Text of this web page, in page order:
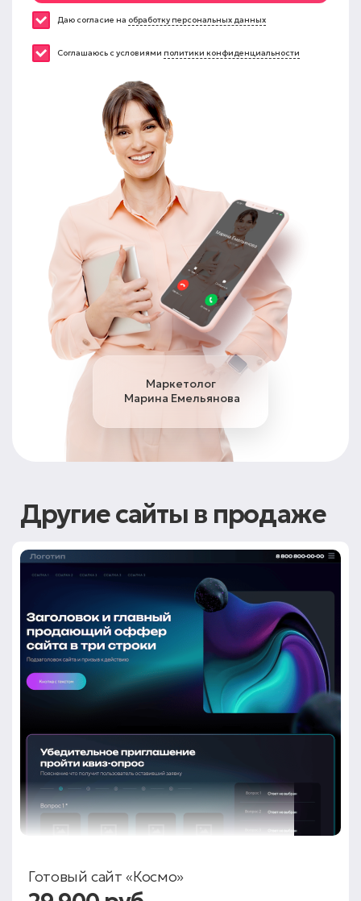
Даю согласие на обработку персональных данных
Соглашаюсь с условиями политики конфиденциальности
Маркетолог
Марина Емельянова
Другие сайты в продаже
Готовый сайт «Космо»